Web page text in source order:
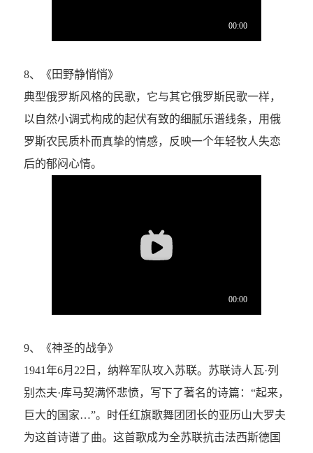
8、《田野静悄悄》
典型俄罗斯风格的民歌，它与其它俄罗斯民歌一样，
以自然小调式构成的起伏有致的细腻乐谱线条，用俄
罗斯农民质朴而真挚的情感，反映一个年轻牧人失恋
后的郁闷心情。
9、《神圣的战争》
1941年6月22日，纳粹军队攻入苏联。苏联诗人瓦·列
别杰夫·库马契满怀悲愤，写下了著名的诗篇：“起来，
巨大的国家…”。时任红旗歌舞团团长的亚历山大罗夫
为这首诗谱了曲。这首歌成为全苏联抗击法西斯德国